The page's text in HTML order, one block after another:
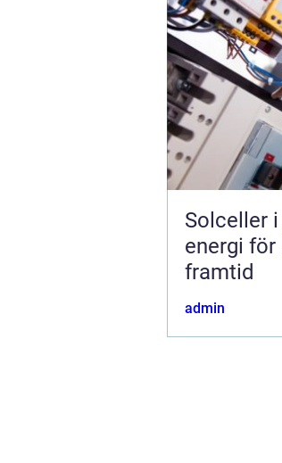
Solceller i
energi
framtid
admin